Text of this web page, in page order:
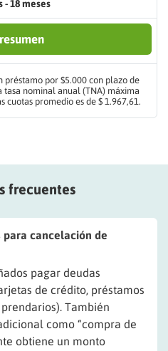
- 18 meses
por $5.000 con plazo de
tasa nominal anual (TNA) máxima
cuotas promedio es de $ 1.967,61.
frecuentes
para cancelación de
pagar deudas
de crédito, préstamos
También
como “compra de
obtiene un monto